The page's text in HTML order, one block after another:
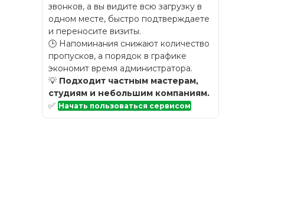
звонков, а вы видите всю загрузку в
одном месте, быстро подтверждаете
и переносите визиты.
🕒 Напоминания снижают количество
пропусков, а порядок в графике
экономит время администратора.
💡 Подходит частным мастерам,
студиям и небольшим компаниям.
✅ Начать пользоваться сервисом